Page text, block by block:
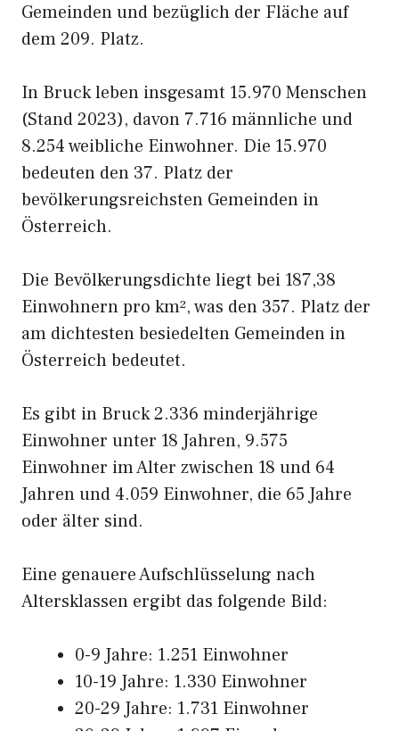
Gemeinden und bezüglich der Fläche auf
dem 209. Platz.
In Bruck leben insgesamt 15.970 Menschen
(Stand 2023), davon 7.716 männliche und
8.254 weibliche Einwohner. Die 15.970
bedeuten den 37. Platz der
bevölkerungsreichsten Gemeinden in
Österreich.
Die Bevölkerungsdichte liegt bei 187,38
Einwohnern pro km², was den 357. Platz der
am dichtesten besiedelten Gemeinden in
Österreich bedeutet.
Es gibt in Bruck 2.336 minderjährige
Einwohner unter 18 Jahren, 9.575
Einwohner im Alter zwischen 18 und 64
Jahren und 4.059 Einwohner, die 65 Jahre
oder älter sind.
Eine genauere Aufschlüsselung nach
Altersklassen ergibt das folgende Bild:
0-9 Jahre: 1.251 Einwohner
10-19 Jahre: 1.330 Einwohner
20-29 Jahre: 1.731 Einwohner